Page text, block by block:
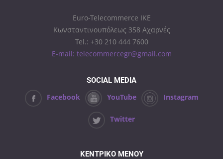
Euro-Telecommerce IKE
Κωνσταντινουπόλεως 358 Αχαρνές
Tel.: +30 210 444 7600
E-mail: telecommercegr@gmail.com
SOCIAL MEDIA
Facebook YouTube Instagram
Twitter
ΚΕΝΤΡΙΚΟ ΜΕΝΟΥ